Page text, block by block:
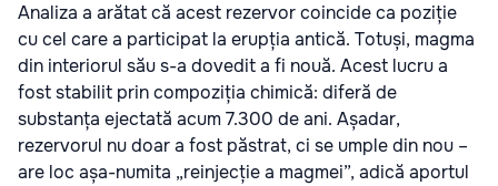
Analiza a arătat că acest rezervor coincide ca poziție
cu cel care a participat la erupția antică. Totuși, magma
din interiorul său s-a dovedit a fi nouă. Acest lucru a
fost stabilit prin compoziția chimică: diferă de
substanța ejectată acum 7.300 de ani. Așadar,
rezervorul nu doar a fost păstrat, ci se umple din nou –
are loc așa-numita „reinjecție a magmei”, adică aportul